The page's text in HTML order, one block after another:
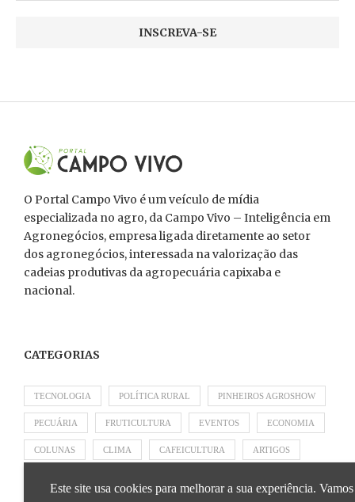
O Portal Campo Vivo é um veículo de mídia
especializada no agro, da Campo Vivo – Inteligência em
Agronegócios, empresa ligada diretamente ao setor
dos agronegócios, interessada na valorização das
cadeias produtivas da agropecuária capixaba e
nacional.
CATEGORIAS
TECNOLOGIA POLÍTICA RURAL PINHEIROS AGROSHOW
PECUÁRIA FRUTICULTURA EVENTOS ECONOMIA
COLUNAS CLIMA CAFEICULTURA ARTIGOS
Este site usa cookies para melhorar a sua experiência. Vamos